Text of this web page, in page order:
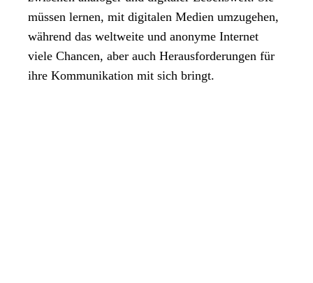
müssen lernen, mit digitalen Medien umzugehen,
während das weltweite und anonyme Internet
viele Chancen, aber auch Herausforderungen für
ihre Kommunikation mit sich bringt.